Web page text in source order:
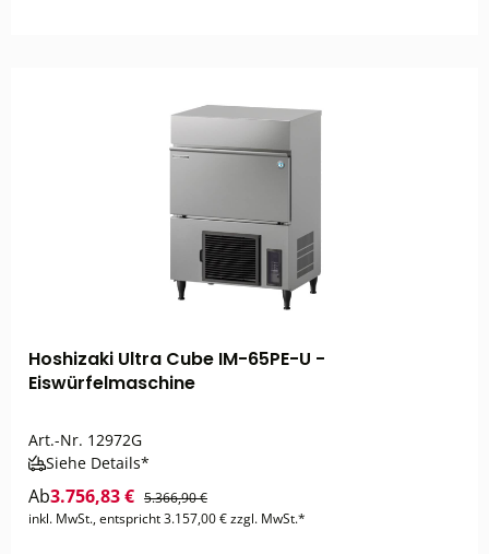
Hoshizaki Ultra Cube IM-65PE-U -
Eiswürfelmaschine
Art.-Nr. 12972G
Siehe Details*
Ab3.756,83 € 5.366,90 €
inkl. MwSt., entspricht 3.157,00 € zzgl. MwSt.*